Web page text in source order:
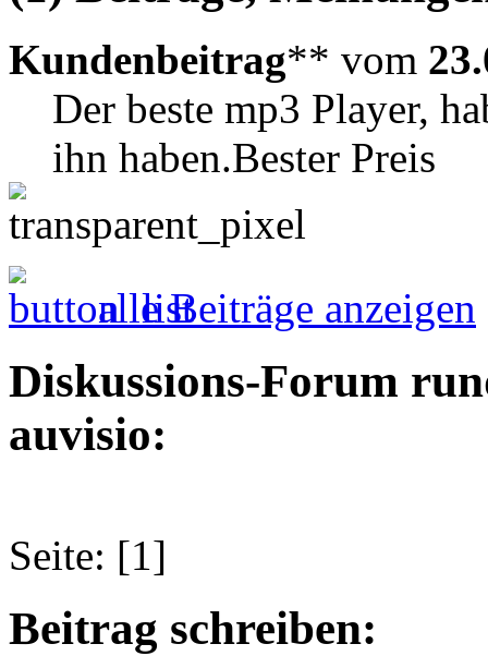
Kundenbeitrag** vom
Der beste mp3 Player,
ihn haben.Bester Preis
alle Beiträge anzeigen
Diskussions-Forum
auvisio:
Seite: [1]
Beitrag schreiben: